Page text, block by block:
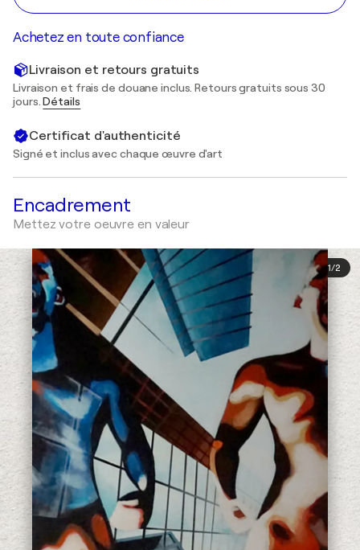
Achetez en toute confiance
Livraison et retours gratuits
Livraison et frais de douane inclus. Retours gratuits sous 30
jours.Détails
Certificat d'authenticité
Signé et inclus avec chaque œuvre d'art
Encadrement
Mettez votre oeuvre en valeur
1/2